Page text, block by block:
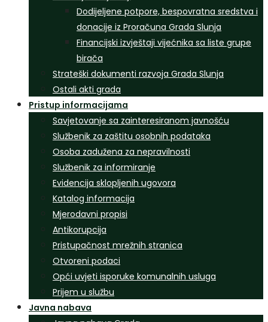
Dodijeljene potpore, bespovratna sredstva i
donacije iz Proračuna Grada Slunja
Financijski izvještaji vijećnika sa liste grupe
birača
Strateški dokumenti razvoja Grada Slunja
Ostali akti grada
Pristup informacijama
Savjetovanje sa zainteresiranom javnošću
Službenik za zaštitu osobnih podataka
Osoba zadužena za nepravilnosti
Službenik za informiranje
Evidencija sklopljenih ugovora
Katalog informacija
Mjerodavni propisi
Antikorupcija
Pristupačnost mrežnih stranica
Otvoreni podaci
Opći uvjeti isporuke komunalnih usluga
Prijem u službu
Javna nabava